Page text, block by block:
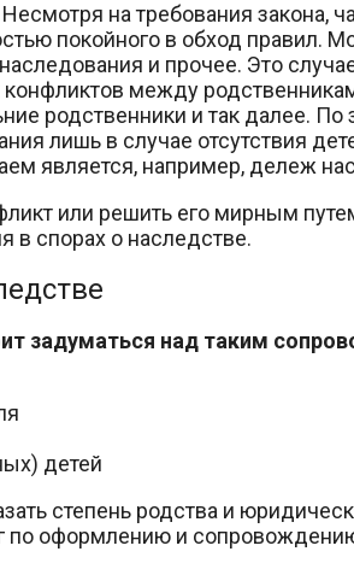
на требования закона,
покойного в обход правил.
и прочее. Это
между
родственники и так далее.
лишь в случае отсутствия
является, например, дележ
или решить его мирным
в спорах о наследстве.
задуматься над таким
детей
степень родства и
по оформлению и